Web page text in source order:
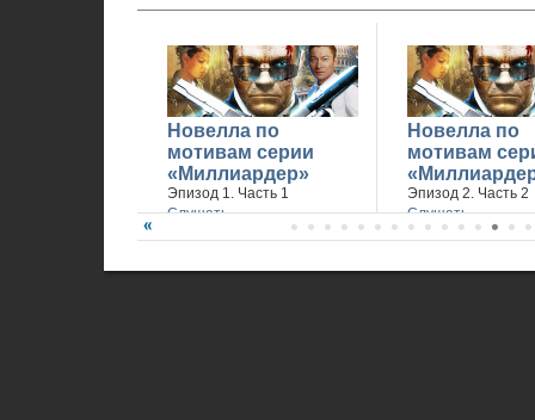
Новелла по
мотивам серии
«Миллиардер»
Эпизод 1. Часть 1
Слушать
Новелла по
мотивам
Эпизод 2. Часть 2
Слушать